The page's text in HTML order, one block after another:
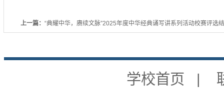
上一篇： “典耀中华，赓续文脉”2025年度中华经典诵写讲系列活动校赛评选
学校首页 |